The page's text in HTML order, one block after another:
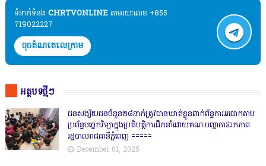
ទំនាក់ទំនង​​ CHRTVONLINE តាមរយៈលេខ +855
719022227
ចុចតំណតេលេក្រាម
អត្ថបទថ្មីៗ
ជនសង្ស័យជនចំនួន២៨នាក់ត្រូវបានឃាត់ខ្លួនពាក់ព័ន្ធការឆបោកតាម
ប្រព័ន្ធបច្ចេកវិទ្យាក្នុងប្រតិបត្តិការដឹកនាំដោយគណៈបញ្ជាការឯកភាព
រដ្ឋបាលរាជធានីភ្នំពេញ ‎=====
December 01, 2025